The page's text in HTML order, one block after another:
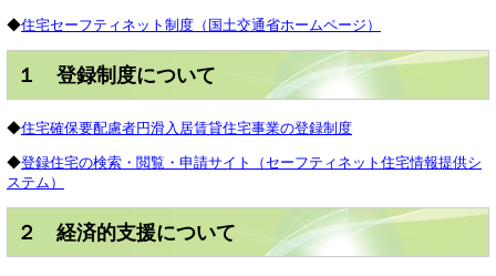
◆住宅セーフティネット制度（国土交通省ホームページ）
１ 登録制度について
◆住宅確保要配慮者円滑入居賃貸住宅事業の登録制度
◆登録住宅の検索・閲覧・申請サイト（セーフティネット住宅情報提供シ
ステム）
２ 経済的支援について